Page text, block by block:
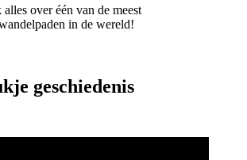
over één van de meest
in de wereld!
geschiedenis